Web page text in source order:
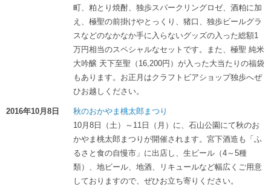
町、粕とり焼酎、独歩スパークリングロゼ、酒粕に加
え、極聖の前掛けやとっくり、猪口、独歩ビールグラ
スなどのなかなか手に入らないグッズの入った総額1
万円相当のスペシャルなセットです。また、極聖 純米
大吟醸 天下至聖（16,200円）が入った大当たりの福袋
もあります。お正月はクラフトビアショップ独歩へぜ
ひお越しください。
2016年10月8日
秋のおかやま桃太郎まつり
10月8日（土）～11日（月）に、石山公園にて秋のお
かやま桃太郎まつりが開催されます。宮下酒造も「ふ
るさと食の自慢市」に出店し、生ビール（4～5種
類）、地ビール、地酒、リキュールなど幅広くご用意
しておりますので、ぜひお立ち寄りください。